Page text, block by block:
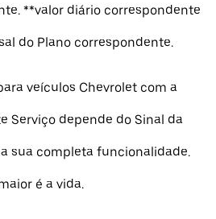
**valor diário correspondente
do Plano correspondente.
veículos Chevrolet com a
Serviço depende do Sinal da
sua completa funcionalidade.
é a vida.